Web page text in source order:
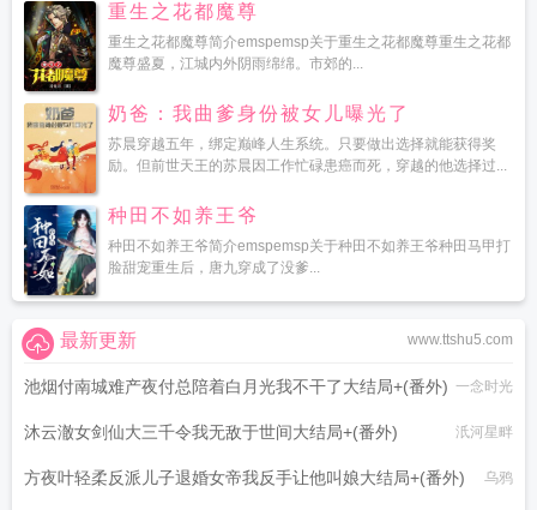
重生之花都魔尊
重生之花都魔尊简介emspemsp关于重生之花都魔尊重生之花都
魔尊盛夏，江城内外阴雨绵绵。市郊的...
奶爸：我曲爹身份被女儿曝光了
苏晨穿越五年，绑定巅峰人生系统。只要做出选择就能获得奖
励。但前世天王的苏晨因工作忙碌患癌而死，穿越的他选择过...
种田不如养王爷
种田不如养王爷简介emspemsp关于种田不如养王爷种田马甲打
脸甜宠重生后，唐九穿成了没爹...
www.ttshu5.com
最新更新
池烟付南城难产夜付总陪着白月光我不干了大结局+(番外) 一念时光
沐云澈女剑仙大三千令我无敌于世间大结局+(番外) 汦河星畔
方夜叶轻柔反派儿子退婚女帝我反手让他叫娘大结局+(番外) 乌鸦